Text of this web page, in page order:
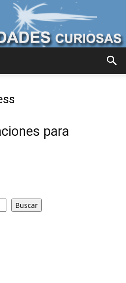
Mundo
para
Buscar